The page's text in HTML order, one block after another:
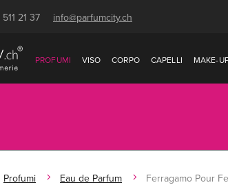
511 21 37 info@parfumcity.ch
PROFUMI VISO CORPO CAPELLI MAKE-
Profumi Eau de Parfum Ferragamo Pour